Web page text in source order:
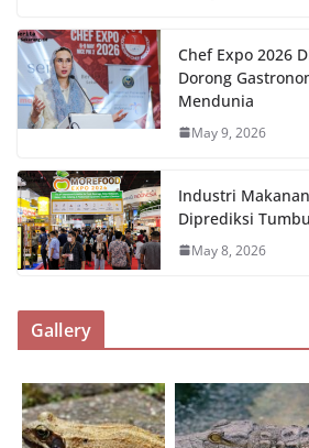
Chef Expo 2026
Dorong
Mendunia
May 9, 2026
Industri
Diprediksi
May 8, 2026
Gallery